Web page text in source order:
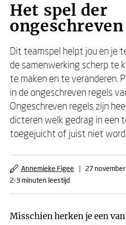
Het spel der
Dit teamspel helpt jou en je
de samenwerking scherp te
te maken en te veranderen.
in de ongeschreven regels
Ongeschreven regels zijn
dicteren welk gedrag in een
toegejuicht of juist niet
Annemieke Figee | 27
2-3 minuten leestijd
Misschien herken je een